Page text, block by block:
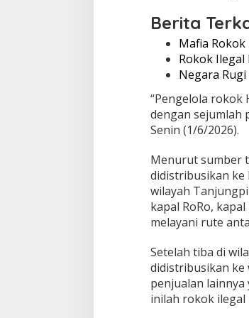
,
K
o
n
e
k
s
K
u
t
a
n
P
t
e
n
s
i
Berita
Mafia
Rokok Ilegal
Negara
“Pengelola rokok
dengan sejumlah
Senin (1/6/2026).
Menurut sumber
didistribusikan ke
wilayah
kapal RoRo,
melayani rute
Setelah tiba di
didistribusikan ke
penjualan
inilah rokok ilegal